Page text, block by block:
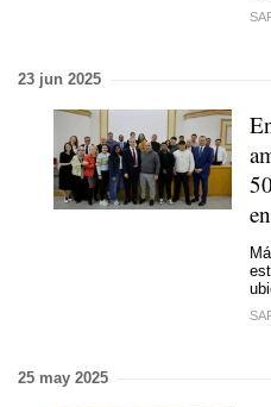
23 jun 2025
25 may 2025